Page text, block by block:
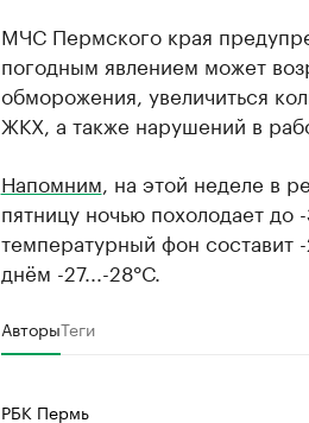
МЧС Пермского края
погодным явлением может
обморожения, увеличиться
ЖКХ, а также нарушений в
Напомним , на этой неделе в
пятницу ночью похолодает
температурный фон
днём -27...-28°С.
АвторыТеги
РБК Пермь